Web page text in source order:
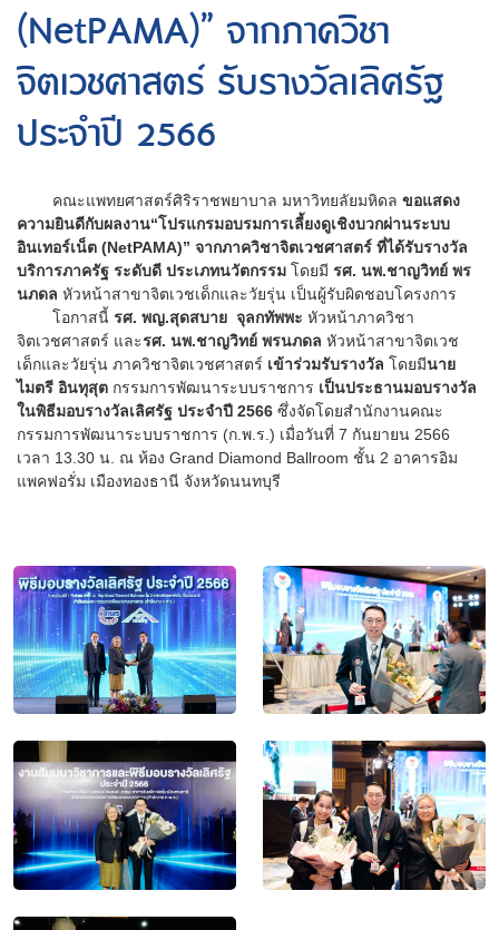
(NetPAMA)” จากภาควิชา
จิตเวชศาสตร์ รับรางวัลเลิศรัฐ
ประจำปี 2566
คณะแพทยศาสตร์ศิริราชพยาบาล มหาวิทยลัยมหิดล ขอแสดง
ความยินดีกับผลงาน“โปรแกรมอบรมการเลี้ยงดูเชิงบวกผ่านระบบ
อินเทอร์เน็ต (NetPAMA)” จากภาควิชาจิตเวชศาสตร์ ที่ได้รับรางวัล
บริการภาครัฐ ระดับดี ประเภทนวัตกรรม โดยมี รศ. นพ.ชาญวิทย์ พร
นภดล หัวหน้าสาขาจิตเวชเด็กและวัยรุ่น เป็นผู้รับผิดชอบโครงการ
โอกาสนี้ รศ. พญ.สุดสบาย จุลกทัพพะ หัวหน้าภาควิชา
จิตเวชศาสตร์ และรศ. นพ.ชาญวิทย์ พรนภดล หัวหน้าสาขาจิตเวช
เด็กและวัยรุ่น ภาควิชาจิตเวชศาสตร์ เข้าร่วมรับรางวัล โดยมีนาย
ไมตรี อินทุสุต กรรมการพัฒนาระบบราชการ เป็นประธานมอบรางวัล
ในพิธีมอบรางวัลเลิศรัฐ ประจำปี 2566 ซึ่งจัดโดยสำนักงานคณะ
กรรมการพัฒนาระบบราชการ (ก.พ.ร.) เมื่อวันที่ 7 กันยายน 2566
เวลา 13.30 น. ณ ห้อง Grand Diamond Ballroom ชั้น 2 อาคารอิม
แพคฟอรั่ม เมืองทองธานี จังหวัดนนทบุรี